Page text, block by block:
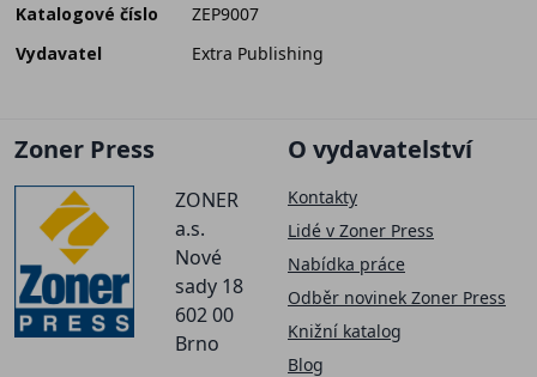
Katalogové číslo
ZEP9007
Vydavatel
Extra Publishing
Zoner Press
ZONER
a.s.
Nové
sady 18
602 00
Brno
O vydavatelství
Kontakty
Lidé v Zoner Press
Nabídka práce
Odběr novinek Zoner Press
Knižní katalog
Blog